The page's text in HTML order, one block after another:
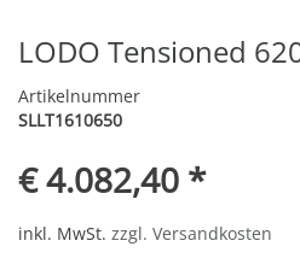
LODO Tensioned
Artikelnummer
SLLT1610650
€ 4.082,40 *
inkl. MwSt. zzgl. Versandkosten